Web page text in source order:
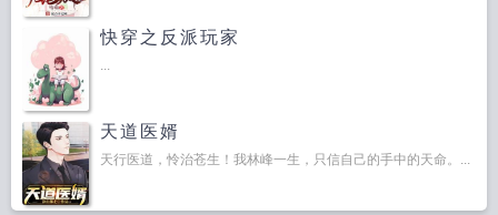
快穿之反派玩家
...
天道医婿
天行医道，怜治苍生！我林峰一生，只信自己的手中的天命。...